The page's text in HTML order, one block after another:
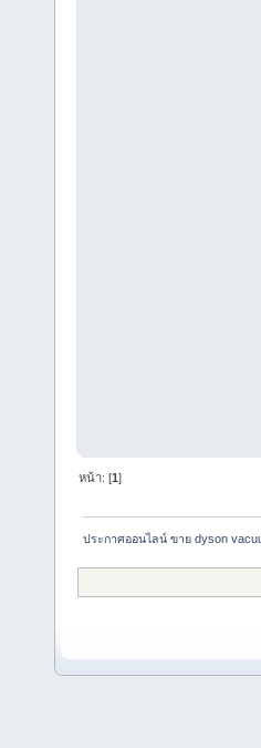
หน้า: [1]
ประกาศออนไลน์ ขาย dyson